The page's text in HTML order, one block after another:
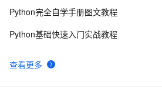
查看更多
Python完全自学手册图文教程
Python基础快速入门实战教程